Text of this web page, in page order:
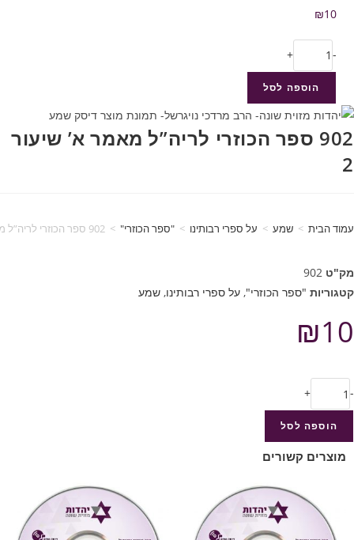
₪10
-
+
הוספה לסל
902 ספר הכוזרי לריה”ל מאמר א’ שיעור
2
עמוד הבית > שמע > על ספרי רבותינו > "ספר הכוזרי" > 902 ספר הכוזרי לריה”ל מאמר א’ שיעור 2
מק"ט 902
קטגוריות "ספר הכוזרי", על ספרי רבותינו, שמע
₪10
-
+
הוספה לסל
מוצרים קשורים